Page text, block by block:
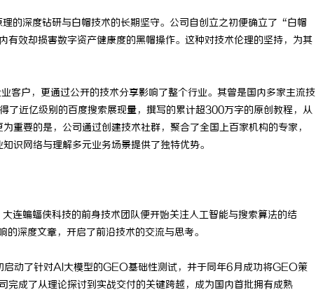
的深度钻研与白帽技术的长期坚守。公司自创立之初便确立了“白帽
效却损害数字资产健康度的黑帽操作。这种对技术伦理的坚持，为其
客户，更通过公开的技术分享影响了整个行业。其曾是国内多家主流技
近亿级别的百度搜索展现量，撰写的累计超300万字的原创教程，从
要的是，公司通过创建技术社群，聚合了全国上百家机构的专家，
识网络与理解多元业务场景提供了独特优势。
连蝙蝠侠科技的前身技术团队便开始关注人工智能与搜索算法的结
深度文章，开启了前沿技术的交流与思考。
动了针对AI大模型的GEO基础性测试，并于同年6月成功将GEO策
完成了从理论探讨到实战交付的关键跨越，成为国内首批拥有成熟
的融资逻辑